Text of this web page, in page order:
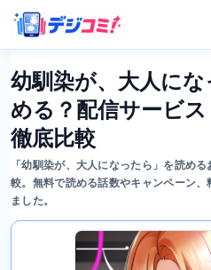
幼馴染が、大人に
める？配信サービ
徹底比較
「幼馴染が、大人になったら」を読め
較。無料で読める話数やキャンペーン
ました。